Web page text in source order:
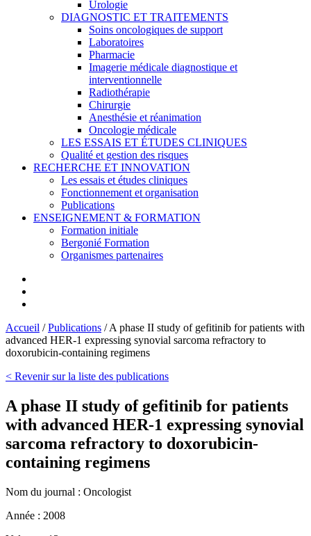
Urologie
DIAGNOSTIC ET TRAITEMENTS
Soins oncologiques de support
Laboratoires
Pharmacie
Imagerie médicale diagnostique et
interventionnelle
Radiothérapie
Chirurgie
Anesthésie et réanimation
Oncologie médicale
LES ESSAIS ET ÉTUDES CLINIQUES
Qualité et gestion des risques
RECHERCHE ET INNOVATION
Les essais et études cliniques
Fonctionnement et organisation
Publications
ENSEIGNEMENT & FORMATION
Formation initiale
Bergonié Formation
Organismes partenaires
Accueil /Publications /A phase II study of gefitinib for patients with
advanced HER-1 expressing synovial sarcoma refractory to
doxorubicin-containing regimens
< Revenir sur la liste des publications
A phase II study of gefitinib for patients
with advanced HER-1 expressing synovial
sarcoma refractory to doxorubicin-
containing regimens
Nom du journal : Oncologist
Année : 2008